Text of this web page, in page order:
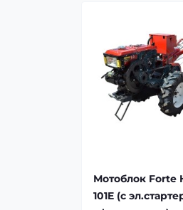
Мотоблок Forte
101E (с